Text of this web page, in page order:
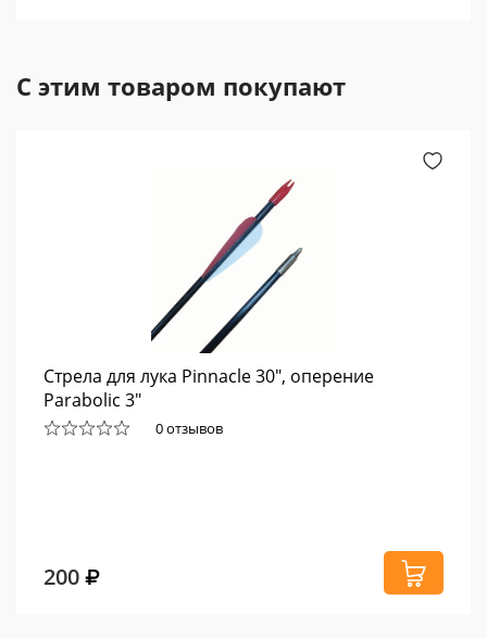
С этим товаром покупают
Стрела для лука Pinnacle 30", оперение
Parabolic 3"
0 отзывов
200